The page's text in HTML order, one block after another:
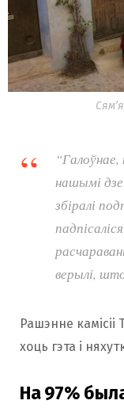
нашымі
збіралі
верылі,
Рашэнне
хоць гэта і
На 97%